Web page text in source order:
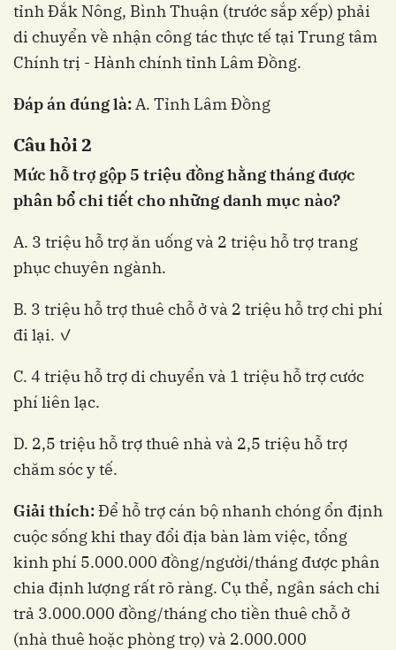
tỉnh Đắk Nông, Bình Thuận (trước sắp xếp) phải
di chuyển về nhận công tác thực tế tại Trung tâm
Chính trị - Hành chính tỉnh Lâm Đồng.
Đáp án đúng là:A. Tỉnh Lâm Đồng
Câu hỏi 2
Mức hỗ trợ gộp 5 triệu đồng hằng tháng được
phân bổ chi tiết cho những danh mục nào?
A. 3 triệu hỗ trợ ăn uống và 2 triệu hỗ trợ trang
phục chuyên ngành.
B. 3 triệu hỗ trợ thuê chỗ ở và 2 triệu hỗ trợ chi phí
đi lại. ✓
C. 4 triệu hỗ trợ di chuyển và 1 triệu hỗ trợ cước
phí liên lạc.
D. 2,5 triệu hỗ trợ thuê nhà và 2,5 triệu hỗ trợ
chăm sóc y tế.
Giải thích:Để hỗ trợ cán bộ nhanh chóng ổn định
cuộc sống khi thay đổi địa bàn làm việc, tổng
kinh phí 5.000.000 đồng/người/tháng được phân
chia định lượng rất rõ ràng. Cụ thể, ngân sách chi
trả 3.000.000 đồng/tháng cho tiền thuê chỗ ở
(nhà thuê hoặc phòng trọ) và 2.000.000